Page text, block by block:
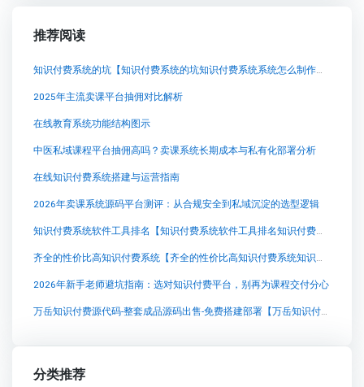
推荐阅读
知识付费系统的坑【知识付费系统的坑知识付费系统系统怎么制作，知识付费系统搭建使用教程】
2025年主流卖课平台抽佣对比解析
在线教育系统功能结构图示
中医私域课程平台抽佣高吗？卖课系统长期成本与私有化部署分析
在线知识付费系统搭建与运营指南
2026年卖课系统源码平台测评：从合规安全到私域沉淀的选型逻辑
知识付费系统软件工具排名【知识付费系统软件工具排名知识付费系统系统怎么制作，知识付费系统搭建使用教程】
齐全的性价比高知识付费系统【齐全的性价比高知识付费系统知识付费系统系统怎么制作，知识付费系统搭建使用教程】
2026年新手老师避坑指南：选对知识付费平台，别再为课程交付分心
万岳知识付费源代码-整套成品源码出售-免费搭建部署【万岳知识付费源代码-整套成品源码出售-免费搭建部署知识付费系统系统怎么制作，知识付费系统搭建使用教程】
分类推荐